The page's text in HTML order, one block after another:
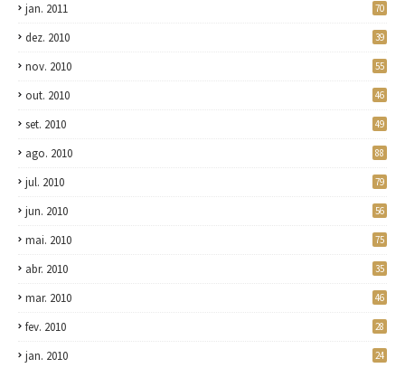
jan. 2011 70
dez. 2010 39
nov. 2010 55
out. 2010 46
set. 2010 49
ago. 2010 88
jul. 2010 79
jun. 2010 56
mai. 2010 75
abr. 2010 35
mar. 2010 46
fev. 2010 28
jan. 2010 24